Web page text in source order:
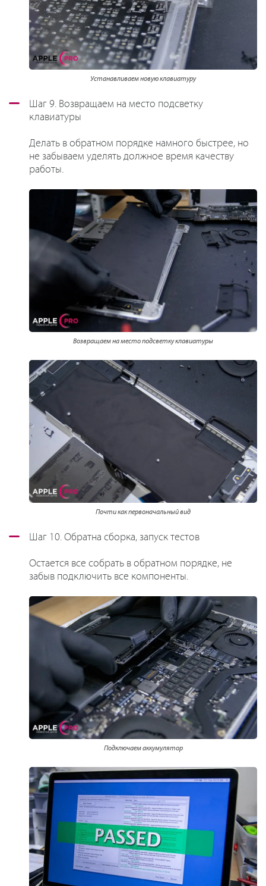
Устанавливаем новую клавиатуру
Шаг 9. Возвращаем на место подсветку
клавиатуры
Делать в обратном порядке намного быстрее, но
не забываем уделять должное время качеству
работы.
Возвращаем на место подсветку клавиатуры
Почти как первоначальный вид
Шаг 10. Обратна сборка, запуск тестов
Остается все собрать в обратном порядке, не
забыв подключить все компоненты.
Подключаем аккумулятор